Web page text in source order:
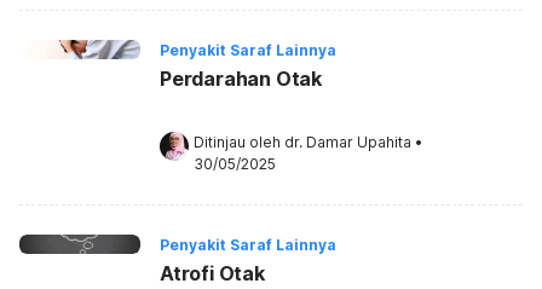
Penyakit Saraf Lainnya
Perdarahan Otak
Ditinjau oleh dr. Damar Upahita •
30/05/2025
Penyakit Saraf Lainnya
Atrofi Otak